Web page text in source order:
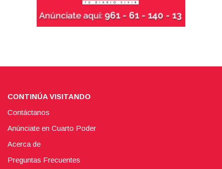
CONTINÚA VISITANDO
Contáctanos
Anúnciate en Cuarto Poder
Acerca de
Preguntas Frecuentes